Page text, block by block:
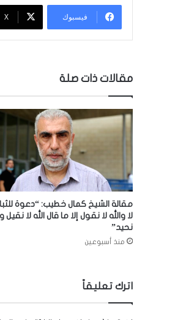
فيسبوك ‫X
مقالات ذات صلة
مقالة الشيخ كمال خطيب: “دعوة
لا والله لا نقول إلا ما قال الله لا نقيل
نحيد”
منذ أسبوعين
اترك تعليقاً